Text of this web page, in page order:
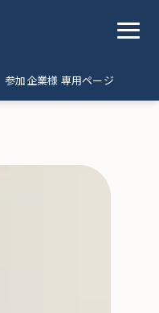
参加企業様 専用ページ